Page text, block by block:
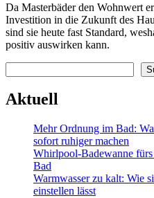
Da Masterbäder den Wohnwert
Investition in die Zukunft des
sind sie heute fast Standard,
positiv auswirken kann.
Aktuell
Mehr Ordnung im Bad:
sofort ruhiger machen
Whirlpool-Badewanne fürs
Bad
Warmwasser zu kalt: Wie
einstellen lässt